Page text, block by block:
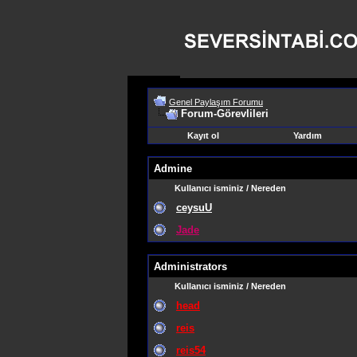
Genel Paylaşım Forumu
Forum-Görevlileri
Kayıt ol
Yardım
Admine
Kullanıcı isminiz / Nereden
ceysuU
Jade
Administrators
Kullanıcı isminiz / Nereden
head
reis
reis54